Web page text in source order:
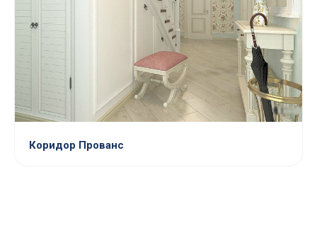
Коридор Прованс